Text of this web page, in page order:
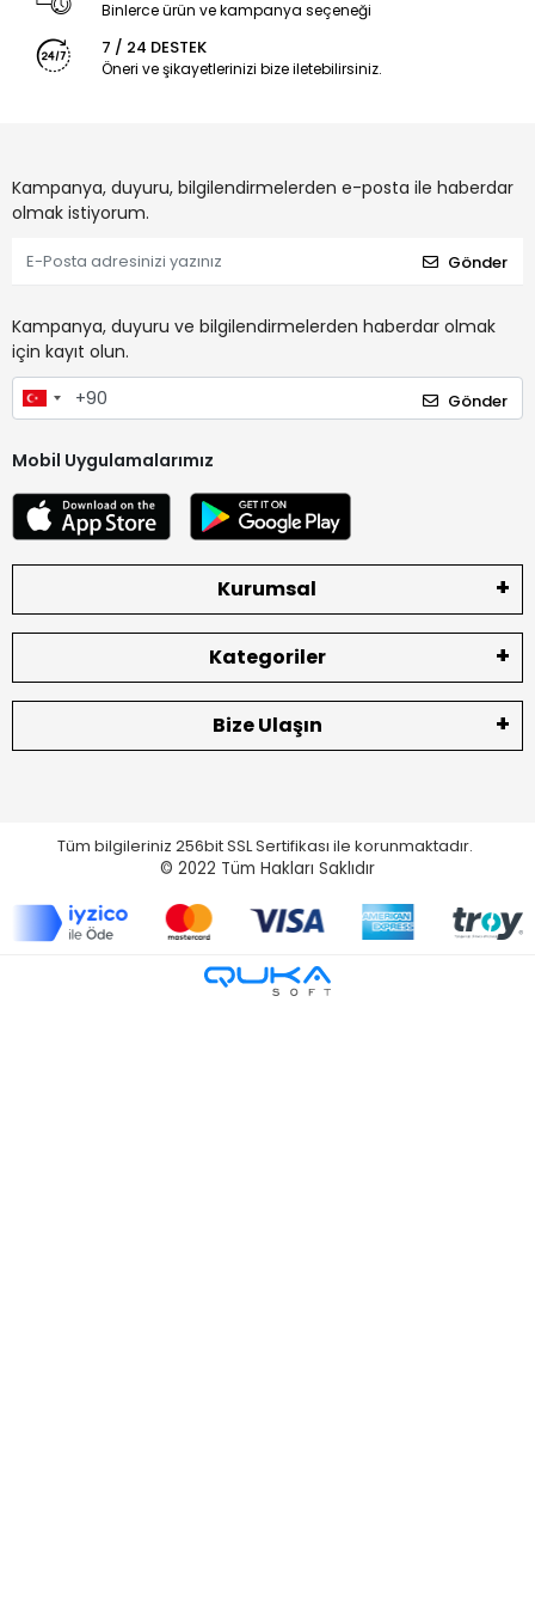
Binlerce ürün ve kampanya seçeneği
7 / 24 DESTEK
Öneri ve şikayetlerinizi bize iletebilirsiniz.
Kampanya, duyuru, bilgilendirmelerden e-posta ile haberdar
olmak istiyorum.
Gönder
Kampanya, duyuru ve bilgilendirmelerden haberdar olmak
için kayıt olun.
Gönder
Mobil Uygulamalarımız
Kurumsal
Kategoriler
Bize Ulaşın
Tüm bilgileriniz 256bit SSL Sertifikası ile korunmaktadır.
© 2022 Tüm Hakları Saklıdır